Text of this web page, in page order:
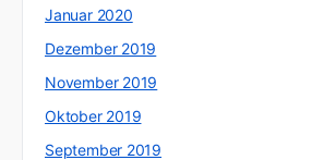
Januar 2020
Dezember 2019
November 2019
Oktober 2019
September 2019